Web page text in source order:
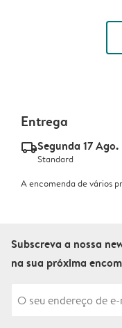
Entrega
delivery_standard_v2Segunda 17 Ago.
Standard
A encomenda de vários
Subscreva a nossa
na sua próxima